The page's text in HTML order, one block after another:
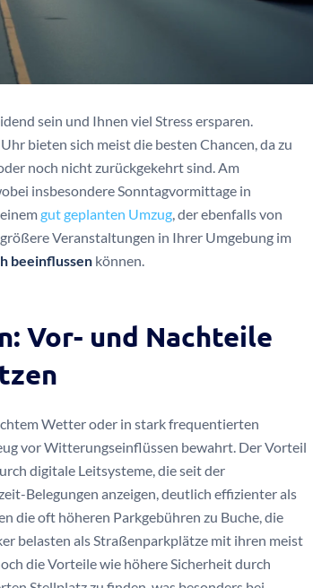
sein und Ihnen viel Stress ersparen.
bieten sich meist die besten Chancen, da zu
noch nicht zurückgekehrt sind. Am
insbesondere Sonntagvormittage in
gut geplanten Umzug , der ebenfalls von
Veranstaltungen in Ihrer Umgebung im
beeinflussen können.
Vor- und Nachteile
Wetter oder in stark frequentierten
vor Witterungseinflüssen bewahrt. Der Vorteil
digitale Leitsysteme, die seit der
Belegungen anzeigen, deutlich effizienter als
die oft höheren Parkgebühren zu Buche, die
belasten als Straßenparkplätze mit ihren meist
die Vorteile wie höhere Sicherheit durch